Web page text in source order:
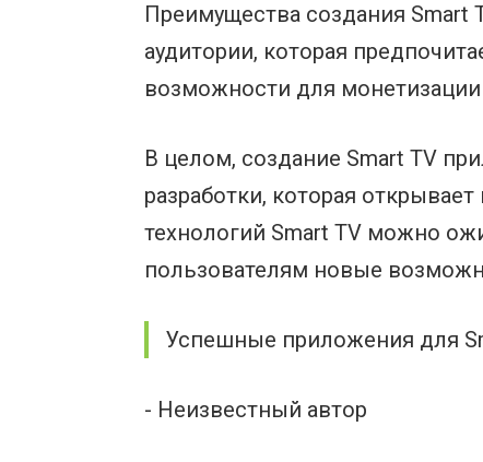
Преимущества создания Smart
аудитории, которая
возможности для
В целом, создание Smart TV
разработки, которая
технологий Smart TV можно
пользователям новые
Успешные приложения для
- Неизвестный автор